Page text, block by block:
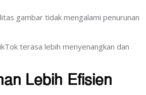
gambar tidak mengalami penurunan
terasa lebih menyenangkan dan
Lebih Efisien